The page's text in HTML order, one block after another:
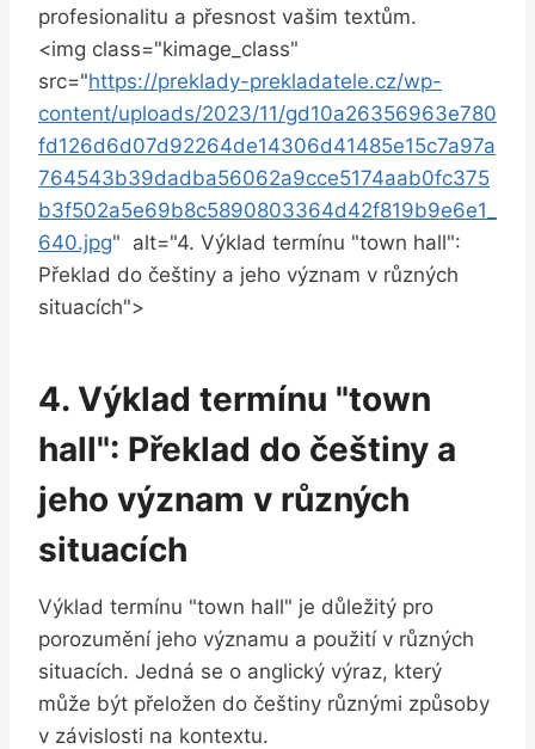
profesionalitu ⁢a přesnost vašim textům.
<img class="kimage_class"
src="https://preklady-prekladatele.cz/wp-
content/uploads/2023/11/gd10a26356963e780
fd126d6d07d92264de14306d41485e15c7a97a
764543b39dadba56062a9cce5174aab0fc375
b3f502a5e69b8c5890803364d42f819b9e6e1_
640.jpg" ‌ alt="4. Výklad termínu "town hall":
⁢Překlad do⁢ češtiny⁤ a jeho význam ⁤v ⁢různých
situacích">
4.​ Výklad termínu "town
hall": Překlad do češtiny⁤ a
jeho význam ⁤v různých
situacích
Výklad​ termínu "town hall" ​je důležitý pro
porozumění jeho významu a použití v ​různých
situacích. Jedná se o anglický ⁤výraz, který
může být ⁢přeložen do češtiny různými způsoby ​
v závislosti ⁣na⁣ kontextu.